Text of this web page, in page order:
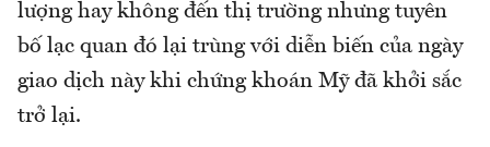
lượng hay không đến thị trường nhưng tuyên
bố lạc quan đó lại trùng với diễn biến của ngày
giao dịch này khi chứng khoán Mỹ đã khởi sắc
trở lại.